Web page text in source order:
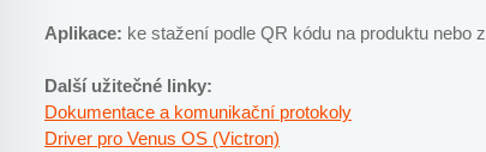
Aplikace: ke stažení podle QR kódu na produktu nebo z
Další užitečné linky:
Dokumentace a komunikační protokoly
Driver pro Venus OS (Victron)